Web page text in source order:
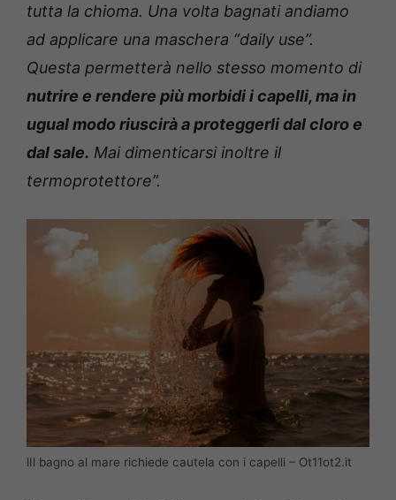
tutta la chioma. Una volta bagnati andiamo
ad applicare una maschera “daily use”.
Questa permetterà nello stesso momento di
nutrire e rendere più morbidi i capelli, ma in
ugual modo riuscirà a proteggerli dal cloro e
dal sale. Mai dimenticarsi inoltre il
termoprotettore”.
lIl bagno al mare richiede cautela con i capelli – Ot11ot2.it